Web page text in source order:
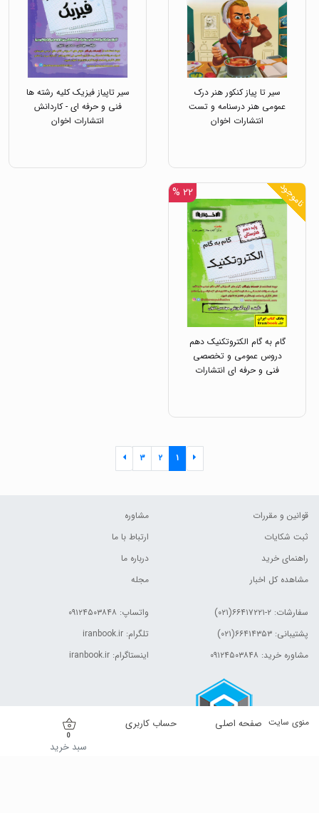
صفحه اصلی منوی سایت حساب کاربری
0
سبد خرید
سیر تا پیاز کنکور هنر درک
عمومی هنر درسنامه و تست
انتشارات اخوان
سیر تاپیاز فیزیک کلیه رشته ها
فنی و حرفه ای - کاردانش
انتشارات اخوان
ناموجود ۲۲ %
گام به گام الکتروتکنیک دهم
دروس عمومی و تخصصی
فنی و حرفه ای انتشارات
۱ ۲ ۳
قوانین و مقررات
ثبت شکایات
راهنمای خرید
مشاهده کل اخبار
مشاوره
ارتباط با ما
درباره ما
مجله
سفارشات: ۲-۶۶۴۱۷۲۲۱(۰۲۱)
پشتیبانی: ۶۶۴۱۴۳۵۳(۰۲۱)
مشاوره خرید: ۰۹۱۲۴۵۰۳۸۴۸
واتساپ: ۰۹۱۲۴۵۰۳۸۴۸
تلگرام: iranbook.ir
اینستاگرام: iranbook.ir